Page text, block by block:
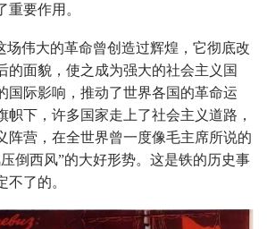
重要作用。
场伟大的革命曾创造过辉煌，它彻底改
的面貌，使之成为强大的社会主义国
国际影响，推动了世界各国的革命运
帜下，许多国家走上了社会主义道路，
阵营，在全世界曾一度像毛主席所说的
倒西风”的大好形势。这是铁的历史事
不了的。